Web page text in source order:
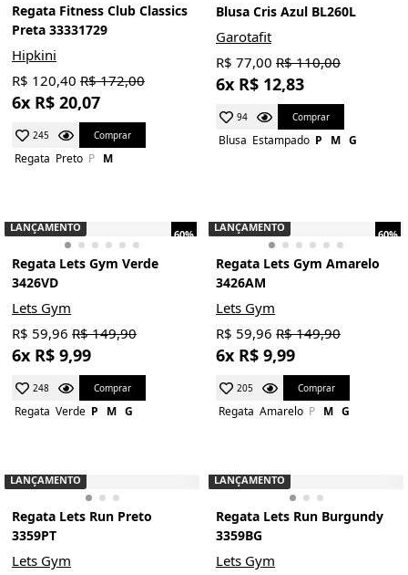
Regata Fitness Club Classics
Preta 33331729
Hipkini
R$ 120,40 R$ 172,00
6x R$ 20,07
245 Comprar
Regata Preto P M
Blusa Cris Azul BL260L
Garotafit
R$ 77,00 R$ 110,00
6x R$ 12,83
94 Comprar
Blusa Estampado P M G
60%
LANÇAMENTO
Regata Lets Gym Verde
3426VD
Lets Gym
R$ 59,96 R$ 149,90
6x R$ 9,99
248 Comprar
Regata Verde P M G
60%
LANÇAMENTO
Regata Lets Gym Amarelo
3426AM
Lets Gym
R$ 59,96 R$ 149,90
6x R$ 9,99
205 Comprar
Regata Amarelo P M G
LANÇAMENTO
Regata Lets Run Preto
3359PT
Lets Gym
LANÇAMENTO
Regata Lets Run Burgundy
3359BG
Lets Gym